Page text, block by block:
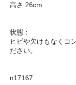
高さ 26cm
状態：
ヒビや欠けもなくコ
ださい。
n17167